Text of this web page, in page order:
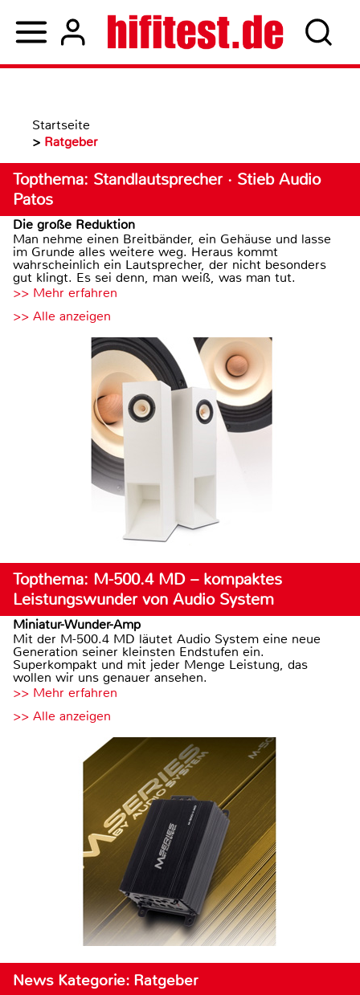
Startseite
> Ratgeber
Topthema: Standlautsprecher · Stieb Audio
Patos
Die große Reduktion
Man nehme einen Breitbänder, ein Gehäuse und lasse
im Grunde alles weitere weg. Heraus kommt
wahrscheinlich ein Lautsprecher, der nicht besonders
gut klingt. Es sei denn, man weiß, was man tut.
>> Mehr erfahren
>> Alle anzeigen
Topthema: M-500.4 MD – kompaktes
Leistungswunder von Audio System
Miniatur-Wunder-Amp
Mit der M-500.4 MD läutet Audio System eine neue
Generation seiner kleinsten Endstufen ein.
Superkompakt und mit jeder Menge Leistung, das
wollen wir uns genauer ansehen.
>> Mehr erfahren
>> Alle anzeigen
News Kategorie: Ratgeber